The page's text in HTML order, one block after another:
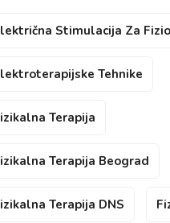
Stimulacija Za
Tehnike
Terapija
Terapija Beograd
Terapija DNS